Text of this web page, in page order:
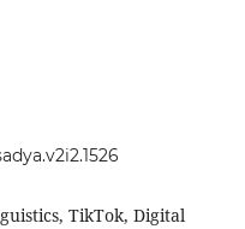
TikTok, Digital